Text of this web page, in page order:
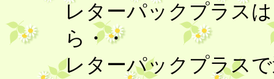
レターパックプラス
ら・・
レターパックプラス